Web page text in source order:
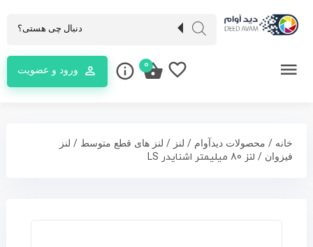
ورود و عضویت 0
خانه / محصولات دیدآوام / لنز / لنز های قطع متوسط / لنز
فیزوان / لنز 80 میلیمتر اشنایدر LS